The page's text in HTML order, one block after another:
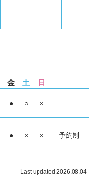
金 土
日
● ○ ×
● × × 予約制
Last updated 2026.08.04